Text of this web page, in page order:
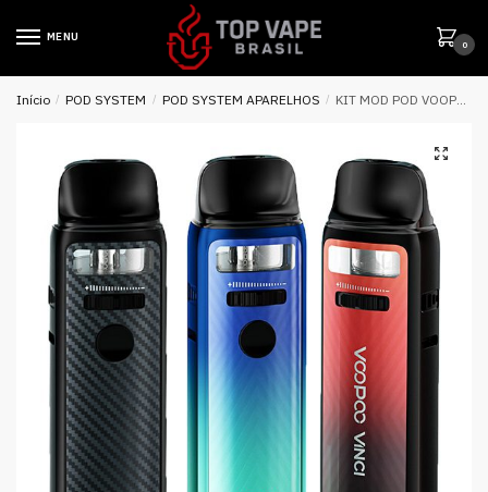
MENU
0
Início / POD SYSTEM / POD SYSTEM APARELHOS / KIT MOD POD VOOPOO VINCI 3 50W 1800MAH – VOOPOO